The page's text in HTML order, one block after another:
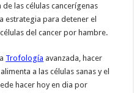
las células cancerígenas
estrategia para detener el
del cancer por hambre.
Trofología avanzada, hacer
a las células sanas y el
hacer hoy en dia por